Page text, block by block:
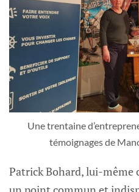
Une trentaine
témoignages de
Patrick Bohard, lui-même